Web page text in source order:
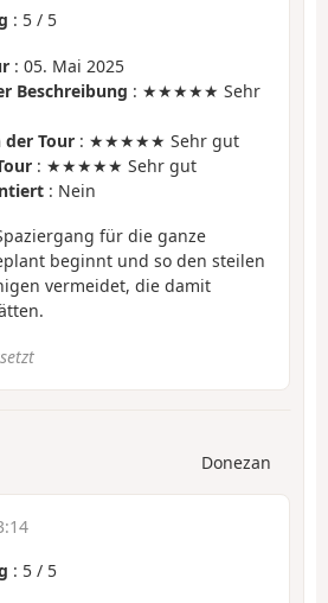
: 5 / 5
: 05. Mai 2025
Beschreibung : ★★★★★ Sehr
der Tour : ★★★★★ Sehr gut
: ★★★★★ Sehr gut
: Nein
für die ganze
beginnt und so den steilen
vermeidet, die damit
Donezan
: 5 / 5